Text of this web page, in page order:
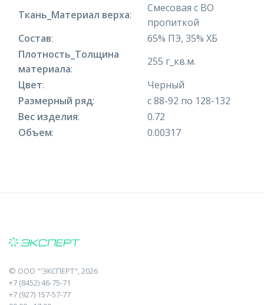
Ткань_Материал верха:
Смесовая с ВО
пропиткой
Состав:
65% ПЭ, 35% ХБ
Плотность_Толщина
материала:
255 г_кв.м.
Цвет:
Черный
Размерный ряд:
с 88-92 по 128-132
Вес изделия:
0.72
Объем: 0.00317
© ООО "'ЭКСПЕРТ", 2026
+7 (8452) 46-75-71
+7 (927) 157-57-77